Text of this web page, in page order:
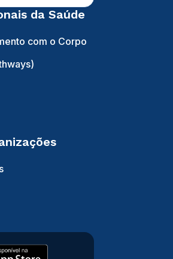
da Saúde
com o Corpo